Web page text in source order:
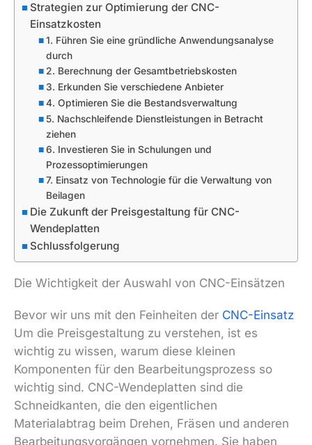
Strategien zur Optimierung der CNC-
Einsatzkosten
1. Führen Sie eine gründliche Anwendungsanalyse
durch
2. Berechnung der Gesamtbetriebskosten
3. Erkunden Sie verschiedene Anbieter
4. Optimieren Sie die Bestandsverwaltung
5. Nachschleifende Dienstleistungen in Betracht
ziehen
6. Investieren Sie in Schulungen und
Prozessoptimierungen
7. Einsatz von Technologie für die Verwaltung von
Beilagen
Die Zukunft der Preisgestaltung für CNC-
Wendeplatten
Schlussfolgerung
Die Wichtigkeit der Auswahl von CNC-Einsätzen
Bevor wir uns mit den Feinheiten der CNC-Einsatz
Um die Preisgestaltung zu verstehen, ist es
wichtig zu wissen, warum diese kleinen
Komponenten für den Bearbeitungsprozess so
wichtig sind. CNC-Wendeplatten sind die
Schneidkanten, die den eigentlichen
Materialabtrag beim Drehen, Fräsen und anderen
Bearbeitungsvorgängen vornehmen. Sie haben